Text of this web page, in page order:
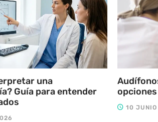
una
Guía para entender
10